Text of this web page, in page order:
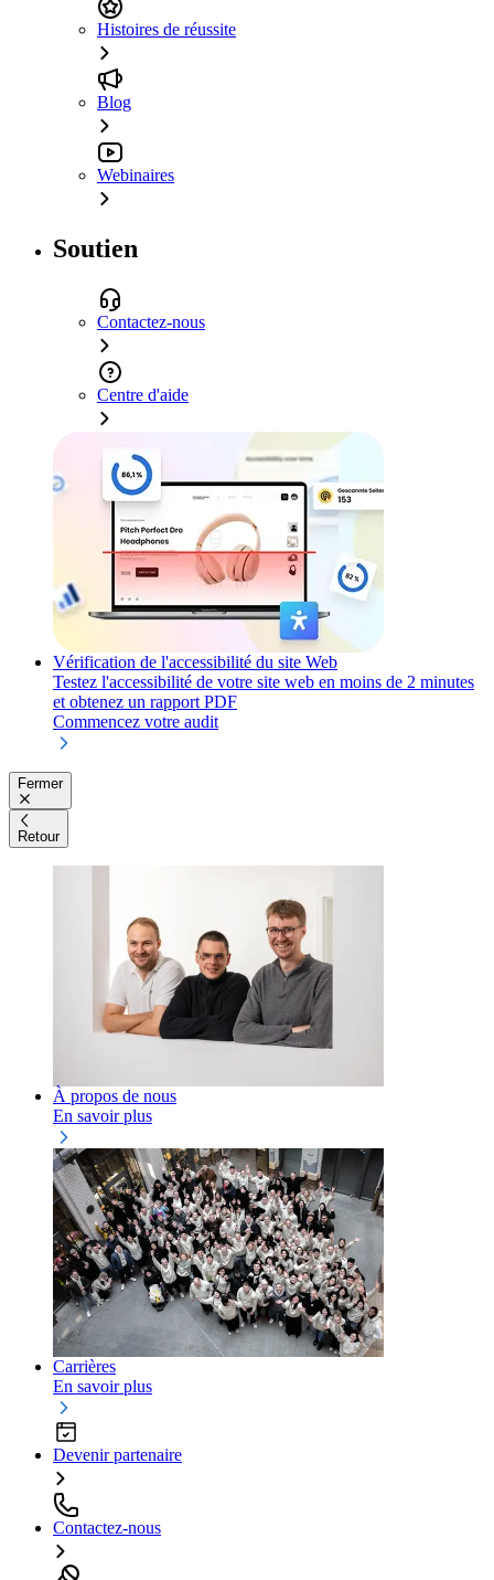
Histoires de réussite
Blog
Webinaires
Soutien
Contactez-nous
Centre d'aide
Vérification de l'accessibilité du site Web
Testez l'accessibilité de votre site web en moins de 2 minutes
et obtenez un rapport PDF
Commencez votre audit
Fermer
Retour
À propos de nous
En savoir plus
Carrières
En savoir plus
Devenir partenaire
Contactez-nous